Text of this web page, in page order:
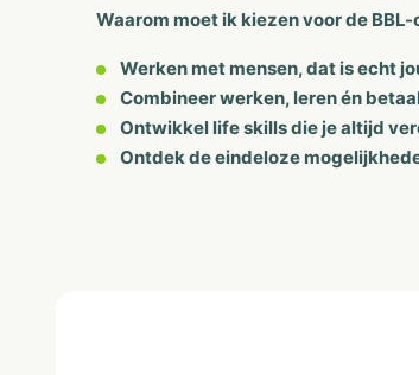
Waarom moet ik kiezen voor de
Werken met mensen, dat is echt
Combineer werken, leren én
Ontwikkel life skills die je altijd
Ontdek de eindeloze